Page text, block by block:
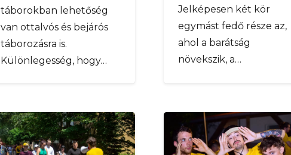
táborokban lehetőség
van ottalvós és bejárós
táborozásra is.
Különlegesség, hogy…
Jelképesen két kör
egymást fedő része az,
ahol a barátság
növekszik, a…